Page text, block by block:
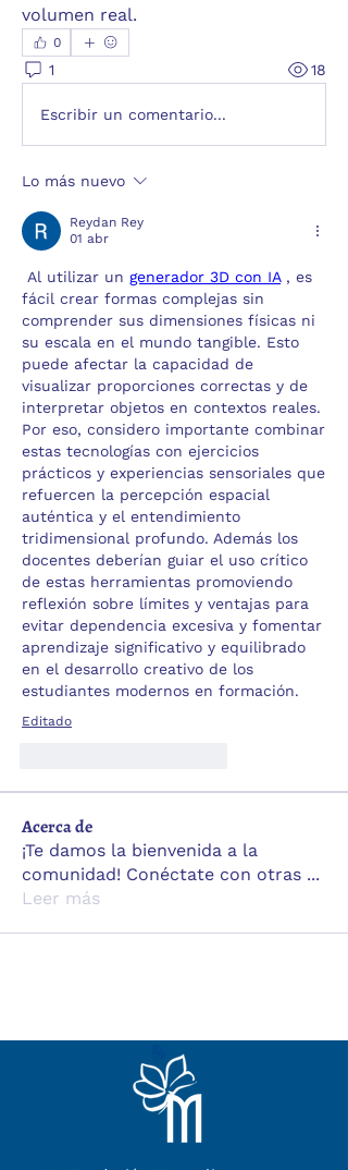
volumen real.
0
1 18
Escribir un comentario...
Lo más nuevo
Reydan Rey
01 abr
Al utilizar un generador 3D con IA , es
fácil crear formas complejas sin
comprender sus dimensiones físicas ni
su escala en el mundo tangible. Esto
puede afectar la capacidad de
visualizar proporciones correctas y de
interpretar objetos en contextos reales.
Por eso, considero importante combinar
estas tecnologías con ejercicios
prácticos y experiencias sensoriales que
refuercen la percepción espacial
auténtica y el entendimiento
tridimensional profundo. Además los
docentes deberían guiar el uso crítico
de estas herramientas promoviendo
reflexión sobre límites y ventajas para
evitar dependencia excesiva y fomentar
aprendizaje significativo y equilibrado
en el desarrollo creativo de los
estudiantes modernos en formación.
Editado
Acerca de
¡Te damos la bienvenida a la
comunidad! Conéctate con otras ...
Leer más